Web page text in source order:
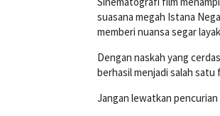
suasana megah Istana
memberi nuansa segar
Dengan naskah yang
berhasil menjadi salah satu
Jangan lewatkan